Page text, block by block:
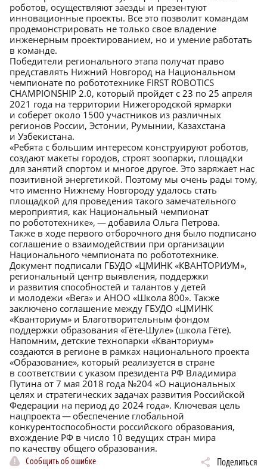
роботов, осуществляют заезды и презентуют
инновационные проекты. Все это позволит командам
продемонстрировать не только свое владение
инженерным проектированием, но и умение работать
в команде.
Победители регионального этапа получат право
представлять Нижний Новгород на Национальном
чемпионате по робототехнике FIRST ROBOTICS
CHAMPIONSHIP 2.0, который пройдет с 23 по 25 апреля
2021 года на территории Нижегородской ярмарки
и соберет около 1500 участников из различных
регионов России, Эстонии, Румынии, Казахстана
и Узбекистана.
«Ребята с большим интересом конструируют роботов,
создают макеты городов, строят зоопарки, площадки
для занятий спортом и многое другое. Это заряжает нас
позитивной энергетикой. Поэтому мы очень рады тому,
что именно Нижнему Новгороду удалось стать
площадкой для проведения такого замечательного
мероприятия, как Национальный чемпионат
по робототехнике», — добавила Ольга Петрова.
Также в ходе первого отборочного дня было подписано
соглашение о взаимодействии при организации
Национального чемпионата по робототехнике.
Документ подписали ГБУДО «ЦМИНК «КВАНТОРИУМ»,
региональный центр выявления, поддержки
и развития способностей и талантов у детей
и молодежи «Вега» и АНОО «Школа 800». Также
заключено соглашение между ГБУДО «ЦМИНК
«Кванториум» и Благотворительным фондом
поддержки образования «Гёте-Шуле» (школа Гёте).
Напомним, детские технопарки «Кванториум»
создаются в регионе в рамках национального проекта
«Образование», который реализуется в стране
в соответствии с указом президента РФ Владимира
Путина от 7 мая 2018 года №204 «О национальных
целях и стратегических задачах развития Российской
Федерации на период до 2024 года». Ключевая цель
нацпроекта — обеспечение глобальной
конкурентоспособности российского образования,
вхождение РФ в число 10 ведущих стран мира
по качеству общего образования.
Сообщить об ошибке
Поделиться